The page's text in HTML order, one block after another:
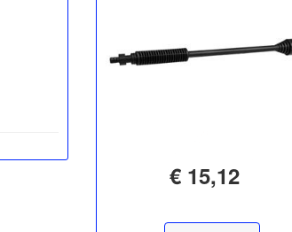
€ 15,12